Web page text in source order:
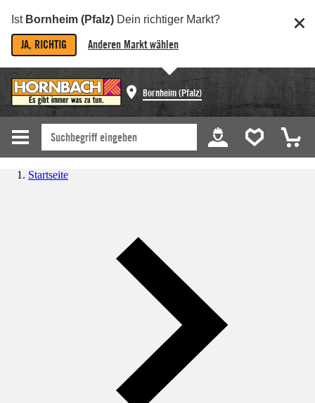
Ist Bornheim (Pfalz) Dein richtiger Markt?
JA, RICHTIG Anderen Markt wählen
Bornheim (Pfalz)
Startseite